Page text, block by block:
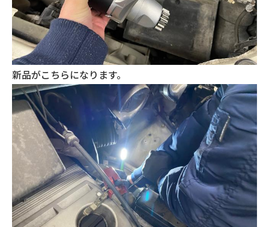
新品がこちらになります。